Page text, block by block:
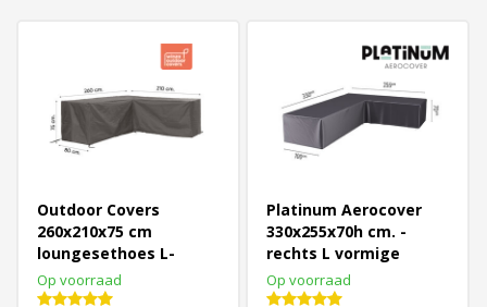
Outdoor Covers
260x210x75 cm
loungesethoes L-
vormige - RECHTS
Op voorraad
Platinum Aerocover
330x255x70h cm. -
rechts L vormige
loungesethoes
Op voorraad